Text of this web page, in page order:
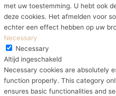
met uw toestemming. U hebt ook
deze cookies. Het afmelden voor
echter een effect hebben op uw
Necessary
Necessary
Altijd ingeschakeld
Necessary cookies are absolutely
function properly. This category
ensures basic functionalities and